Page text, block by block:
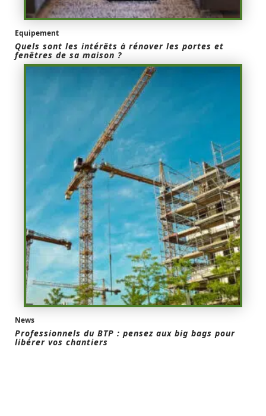
Equipement
Quels sont les intérêts à rénover les portes et
fenêtres de sa maison ?
News
Professionnels du BTP : pensez aux big bags pour
libérer vos chantiers